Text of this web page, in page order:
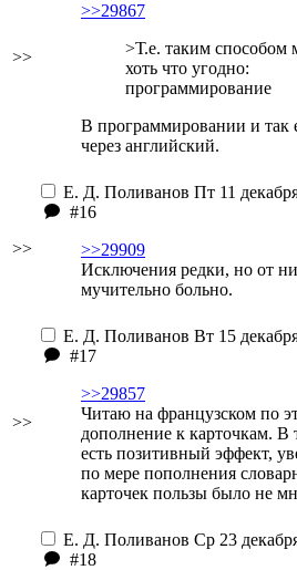
>>
>>29867
>Т.е. таким способом
хоть что угодно:
программирование
В программировании и так
через английский.
>>
Е. Д. Поливанов Пт 11
#16
>>29909
Исключения редки, но от
мучительно больно.
>>
Е. Д. Поливанов Вт 15
#17
>>29857
Читаю на французском по
дополнение к карточкам. В
есть позитивный эффект,
по мере пополнения
карточек пользы было не
Е. Д. Поливанов Ср 23
#18